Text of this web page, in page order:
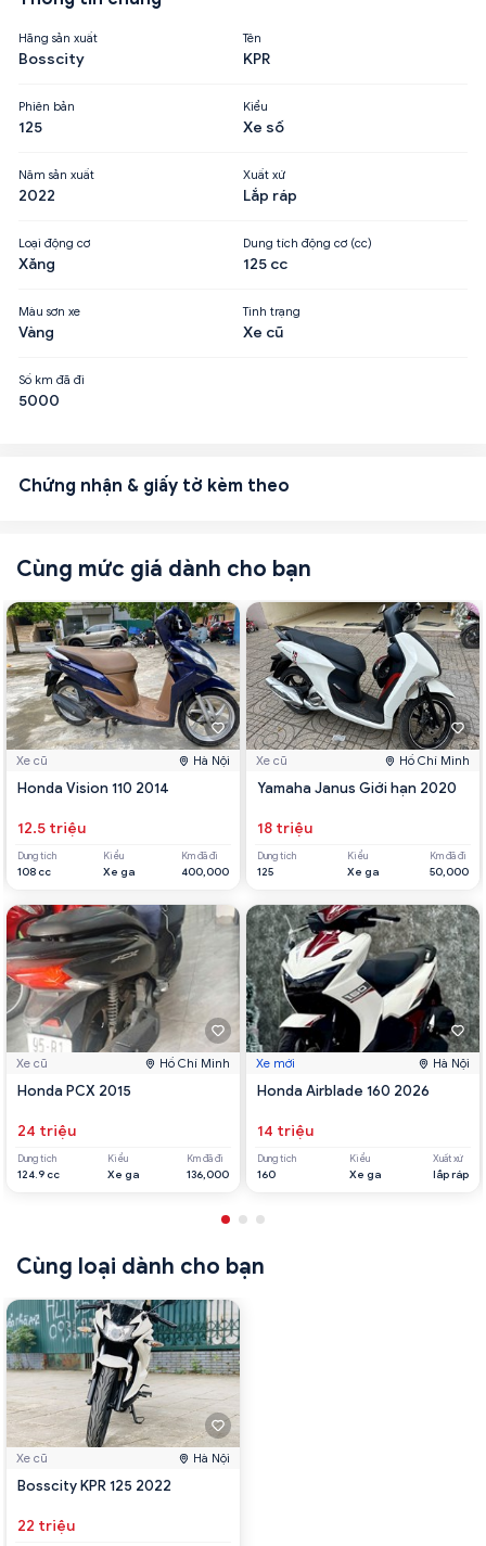
Hãng sản xuất
Bosscity
Tên
KPR
Phiên bản
125
Kiểu
Xe số
Năm sản xuất
2022
Xuất xứ
Lắp ráp
Loại động cơ
Xăng
Dung tích động cơ (cc)
125 cc
Màu sơn xe
Vàng
Tình trạng
Xe cũ
Số km đã đi
5000
Chứng nhận & giấy tờ kèm theo
Cùng mức giá dành cho bạn
Xe cũ Hà Nội
Honda Vision 110 2014
12.5 triệu
Dung tích
108 cc
Kiểu
Xe ga
Km đã đi
400,000
Xe cũ Hồ Chí Minh
Honda PCX 2015
24 triệu
Dung tích
124.9 cc
Kiểu
Xe ga
Km đã đi
136,000
Xe cũ Hồ Chí Minh
Yamaha Janus Giới hạn 2020
18 triệu
Dung tích
125
Kiểu
Xe ga
Km đã đi
50,000
Xe mới Hà Nội
Honda Airblade 160 2026
14 triệu
Dung tích
160
Kiểu
Xe ga
Xuất xứ
lắp ráp
Cùng loại dành cho bạn
Xe cũ Hà Nội
Bosscity KPR 125 2022
22 triệu